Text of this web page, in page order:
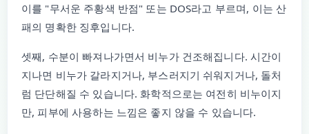
이를 "무서운 주황색 반점" 또는 DOS라고 부르며, 이는 산
패의 명확한 징후입니다.
셋째, 수분이 빠져나가면서 비누가 건조해집니다. 시간이
지나면 비누가 갈라지거나, 부스러지기 쉬워지거나, 돌처
럼 단단해질 수 있습니다. 화학적으로는 여전히 비누이지
만, 피부에 사용하는 느낌은 좋지 않을 수 있습니다.